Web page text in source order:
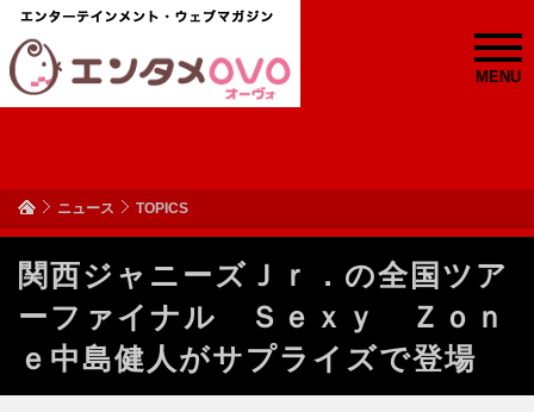
MENU
ニュース TOPICS
関西ジャニーズＪｒ．の全国ツア
ーファイナル Ｓｅｘｙ Ｚｏｎ
ｅ中島健人がサプライズで登場